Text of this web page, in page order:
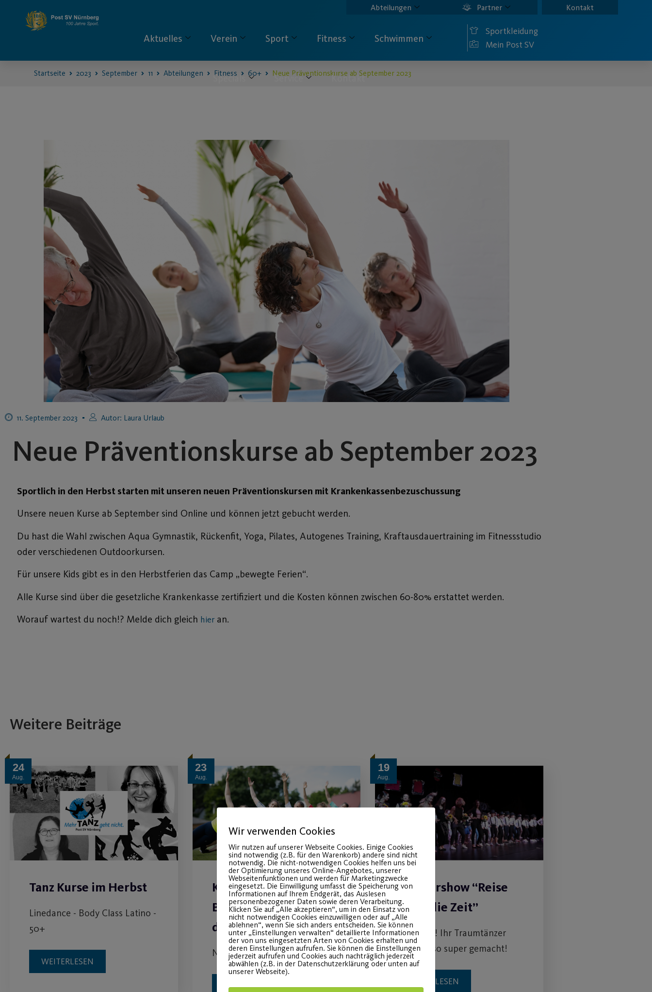
Abteilungen Partner Kontakt
Aktuelles Verein Sport Fitness Schwimmen
Specials Service Kontakt
Sportkleidung
Mein Post SV
Startseite 2023 September 11 Abteilungen Fitness 60+ Neue Präventionskurse ab September 2023
11. September 2023 Autor: Laura Urlaub
Neue Präventionskurse ab September 2023
Sportlich in den Herbst starten mit unseren neuen Präventionskursen mit Krankenkassenbezuschussung
Unsere neuen Kurse ab September sind Online und können jetzt gebucht werden.
Du hast die Wahl zwischen Aqua Gymnastik, Rückenfit, Yoga, Pilates, Autogenes Training, Kraftausdauertraining im Fitnessstudio
oder verschiedenen Outdoorkursen.
Für unsere Kids gibt es in den Herbstferien das Camp „bewegte Ferien“.
Alle Kurse sind über die gesetzliche Krankenkasse zertifiziert und die Kosten können zwischen 60-80% erstattet werden.
Worauf wartest du noch!? Melde dich gleich hier an.
Weitere Beiträge
24
Aug.
Tanz Kurse im Herbst
Linedance - Body Class Latino -
50+
WEITERLESEN
23
Aug.
Kurse mit
Bezuschussung durch
die Krankenkasse
Neue Kurse ab September 2022
WEITERLESEN
19
Aug.
Sommershow “Reise
durch die Zeit”
Wahnsinn! Ihr Traumtänzer
habt das so super gemacht!
WEITERLESEN
Wir verwenden Cookies
Wir nutzen auf unserer Webseite Cookies. Einige Cookies
sind notwendig (z.B. für den Warenkorb) andere sind nicht
notwendig. Die nicht-notwendigen Cookies helfen uns bei
der Optimierung unseres Online-Angebotes, unserer
Webseitenfunktionen und werden für Marketingzwecke
eingesetzt. Die Einwilligung umfasst die Speicherung von
Informationen auf Ihrem Endgerät, das Auslesen
personenbezogener Daten sowie deren Verarbeitung.
Klicken Sie auf „Alle akzeptieren“, um in den Einsatz von
nicht notwendigen Cookies einzuwilligen oder auf „Alle
ablehnen“, wenn Sie sich anders entscheiden. Sie können
unter „Einstellungen verwalten“ detaillierte Informationen
der von uns eingesetzten Arten von Cookies erhalten und
deren Einstellungen aufrufen. Sie können die Einstellungen
jederzeit aufrufen und Cookies auch nachträglich jederzeit
abwählen (z.B. in der Datenschutzerklärung oder unten auf
unserer Webseite).